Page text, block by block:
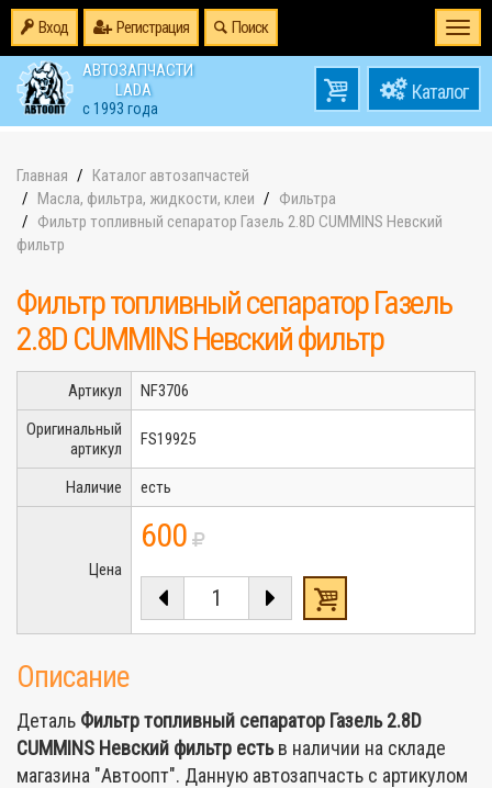
Вход Регистрация Поиск
АВТОЗАПЧАСТИ
LADA
с 1993 года
товаров0
на0
Главная
Каталог автозапчастей
Масла, фильтра, жидкости, клеи
Фильтра
Фильтр топливный сепаратор Газель 2.8D CUMMINS Невский
фильтр
Фильтр топливный сепаратор Газель
2.8D CUMMINS Невский фильтр
Артикул
NF3706
Оригинальный
артикул
FS19925
Наличие есть
Цена
600
Описание
Деталь Фильтр топливный сепаратор Газель 2.8D
CUMMINS Невский фильтр естьв наличии на складе
магазина "Автоопт". Данную автозапчасть с артикулом